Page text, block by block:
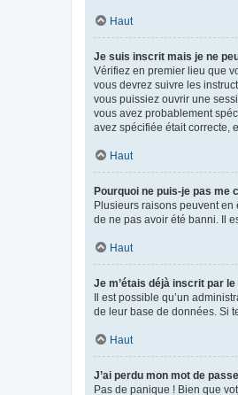
Haut
Je suis inscrit mais je ne
Vérifiez en premier lieu que
vous devrez suivre les
vous puissiez ouvrir une
vous avez probablement
avez spécifiée était correcte,
Haut
Pourquoi ne puis-je pas me
Plusieurs raisons peuvent en
de ne pas avoir été banni. Il
Haut
Je m’étais déjà inscrit par
Il est possible qu’un
de leur base de données. Si
Haut
J’ai perdu mon mot de
Pas de panique ! Bien que